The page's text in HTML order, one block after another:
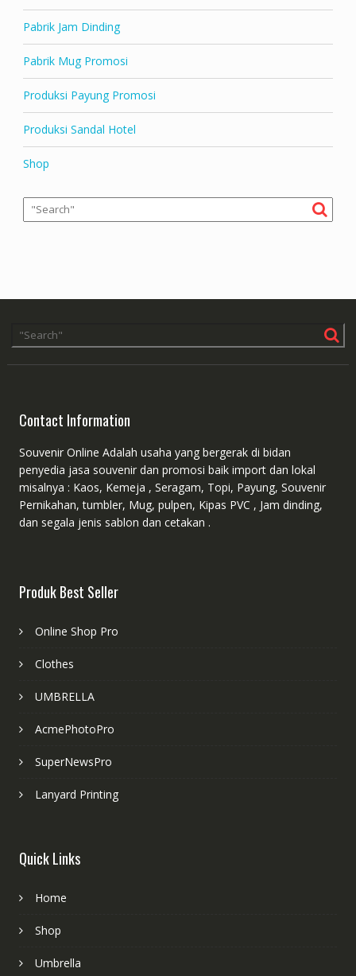
Pabrik Jam Dinding
Pabrik Mug Promosi
Produksi Payung Promosi
Produksi Sandal Hotel
Shop
Contact Information
Souvenir Online Adalah usaha yang bergerak di bidan
penyedia jasa souvenir dan promosi baik import dan lokal
misalnya : Kaos, Kemeja , Seragam, Topi, Payung, Souvenir
Pernikahan, tumbler, Mug, pulpen, Kipas PVC , Jam dinding,
dan segala jenis sablon dan cetakan .
Produk Best Seller
Online Shop Pro
Clothes
UMBRELLA
AcmePhotoPro
SuperNewsPro
Lanyard Printing
Quick Links
Home
Shop
Umbrella